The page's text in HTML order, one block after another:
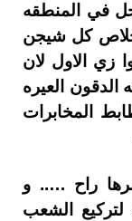
المنطقه
كل شيجن
لان
العيره
راح ….. و
الشعب